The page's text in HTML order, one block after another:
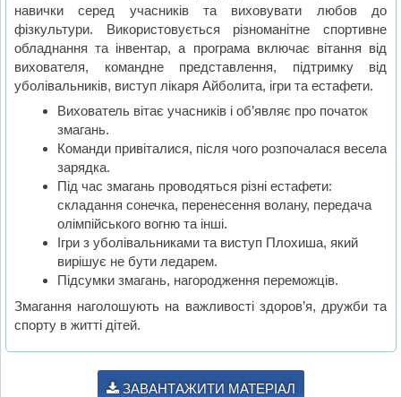
навички серед учасників та виховувати любов до
фізкультури. Використовується різноманітне спортивне
обладнання та інвентар, а програма включає вітання від
вихователя, командне представлення, підтримку від
уболівальників, виступ лікаря Айболита, ігри та естафети.
Вихователь вітає учасників і об’являє про початок
змагань.
Команди привіталися, після чого розпочалася весела
зарядка.
Під час змагань проводяться різні естафети:
складання сонечка, перенесення волану, передача
олімпійського вогню та інші.
Ігри з уболівальниками та виступ Плохиша, який
вирішує не бути ледарем.
Підсумки змагань, нагородження переможців.
Змагання наголошують на важливості здоров’я, дружби та
спорту в житті дітей.
ЗАВАНТАЖИТИ МАТЕРІАЛ